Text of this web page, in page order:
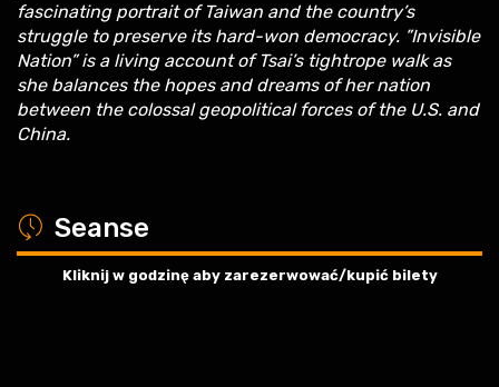
fascinating portrait of Taiwan and the country’s
struggle to preserve its hard-won democracy. ”Invisible
Nation” is a living account of Tsai’s tightrope walk as
she balances the hopes and dreams of her nation
between the colossal geopolitical forces of the U.S. and
China.
a Seanse
Kliknij w godzinę aby zarezerwować/kupić bilety